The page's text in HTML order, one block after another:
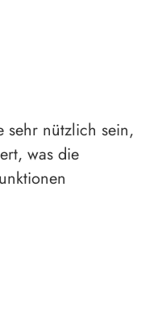
sehr nützlich sein,
was die